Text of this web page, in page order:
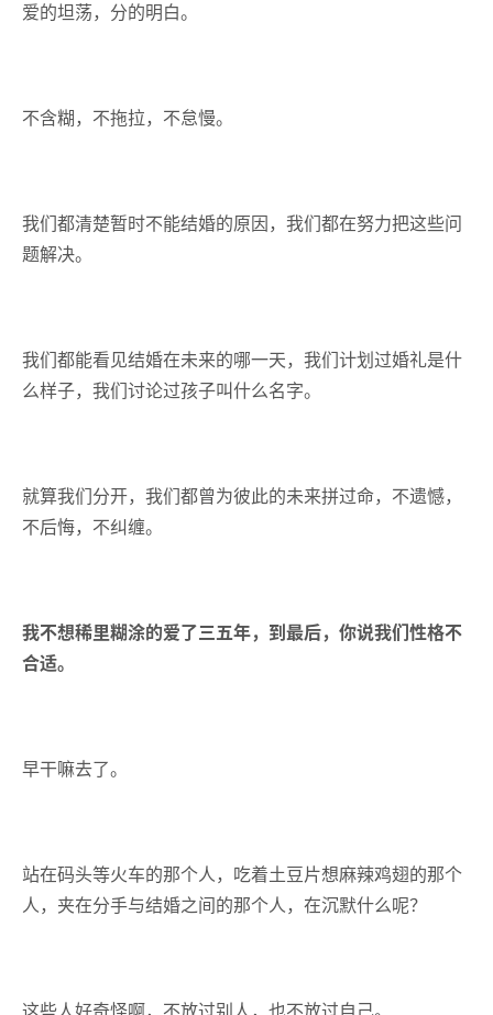
爱的坦荡，分的明白。
不含糊，不拖拉，不怠慢。
我们都清楚暂时不能结婚的原因，我们都在努力把这些问
题解决。
我们都能看见结婚在未来的哪一天，我们计划过婚礼是什
么样子，我们讨论过孩子叫什么名字。
就算我们分开，我们都曾为彼此的未来拼过命，不遗憾，
不后悔，不纠缠。
我不想稀里糊涂的爱了三五年，到最后，你说我们性格不
合适。
早干嘛去了。
站在码头等火车的那个人，吃着土豆片想麻辣鸡翅的那个
人，夹在分手与结婚之间的那个人，在沉默什么呢？
这些人好奇怪啊，不放过别人，也不放过自己。